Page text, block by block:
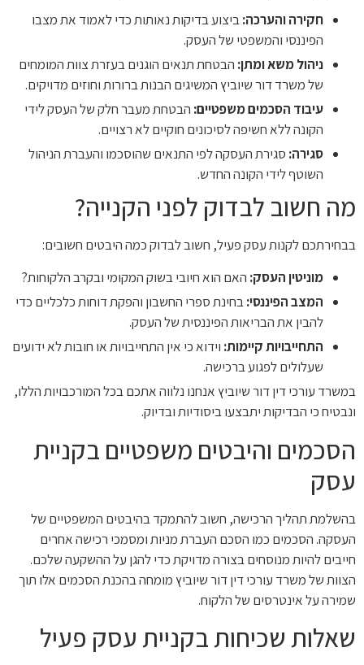
חקירה והערכה:ביצוע בדיקות נאותות כדי לאמוד את מצבו
הפיננסי והמשפטי של העסק.
ניהול משא ומתן: הבטחת תנאים הוגנים בעזרת צוות המומחים
של משרד דור שיוביץ המשיגים הבנות ברורות וחוזים מדויקים.
עיבוד הסכמים משפטיים: הבטחת מעבר חלק של העסק לידי
הקונה ללא חשיפה לסיכונים חוקיים לא רצויים.
סגירה: סגירת העסקה לפי התנאים שהוסכמו והעברת הניהול
השוטף לידי הקונה החדש.
מה חשוב לבדוק לפני הקנייה?
בבחירתכם לקנות עסק פעיל, חשוב לבדוק כמה היבטים חשובים:
מוניטין העסק: האם הוא חיובי בשוק המקומי ובקרב הלקוחות?
המצב הפיננסי:בחינת ספרי החשבון והפקת דוחות כלכליים כדי
להבין את הבריאות הפיננסית של העסק.
התחייבויות קיימות: וידוא כי אין התחייבויות או חובות לא ידועים
שעלולים לפגוע ברכישה.
במשרד עורכי דין דור שיוביץ אנחנו נלווה אתכם בכל המורכבויות הללו,
ונבטיח כי הבדיקות יתבצעו ביסודיות ובדיוק.
הסכמים והיבטים משפטיים בקניית
עסק
בהשלמת תהליך הרכישה, חשוב להתמקד בהיבטים המשפטיים של
העסקה. הסכמים כמו הסכם העברת מניות ומסמכי רכישה אחרים
חייבים להיות מנוסחים בצורה מדויקת כדי להגן על ההשקעה שלכם.
הצוות של משרד עורכי דין דור שיוביץ מומחה בהכנת הסכמים אלו תוך
שמירה על אינטרסים של הלקוח.
שאלות שכיחות בקניית עסק פעיל